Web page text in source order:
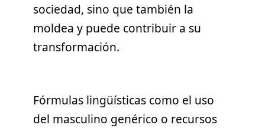
sociedad, sino que también la
moldea y puede contribuir a su
transformación.
Fórmulas lingüísticas como el uso
del masculino genérico o recursos